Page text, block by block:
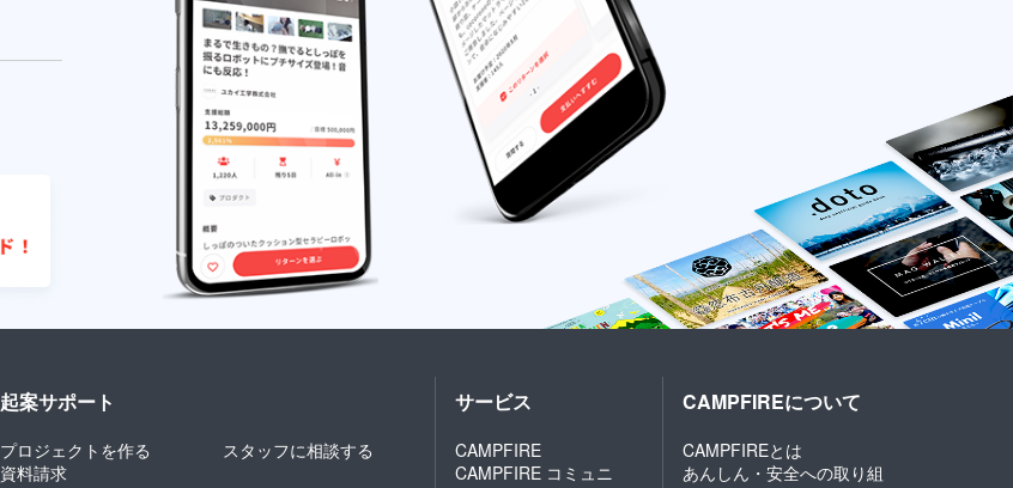
起案サポート
プロジェクトを作る
スタッフに相談する
資料請求
サービス
CAMPFIRE
CAMPFIRE コミュニ
CAMPFIREについて
CAMPFIREとは
あんしん・安全への取り組